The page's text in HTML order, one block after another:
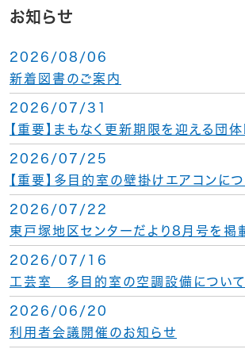
お知らせ
2026/08/06
新着図書のご案内
2026/07/31
【重要】まもなく更新期限を迎える団
2026/07/25
【重要】多目的室の壁掛けエアコンに
2026/07/22
東戸塚地区センターだより8月号を掲
2026/07/16
工芸室 多目的室の空調設備について
2026/06/20
利用者会議開催のお知らせ